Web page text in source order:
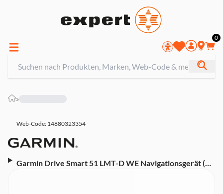
0
»
Web-Code: 14880323354
Garmin Drive Smart 51 LMT-D WE Navigationsgerät (5